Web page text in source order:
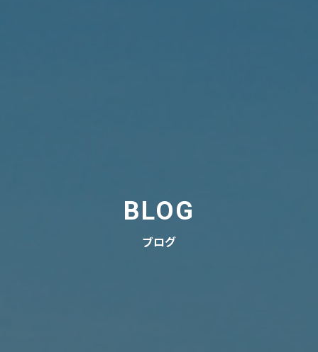
BLOG
ブログ